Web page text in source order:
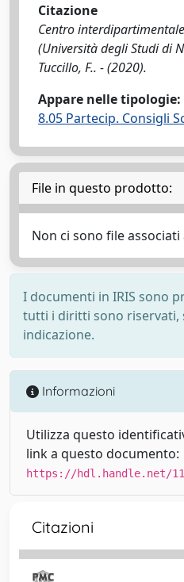
Citazione
Centro
(Università degli Studi di
Tuccillo, F.. - (2020).
Appare nelle tipologie:
8.05 Partecip. Consigli
File in questo prodotto:
Non ci sono file
I documenti in IRIS sono
tutti i diritti sono riservati,
indicazione.
Informazioni
Utilizza questo
link a questo documento:
https://hdl.handle.net/
Citazioni